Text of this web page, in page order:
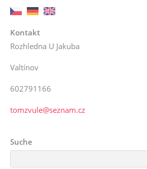
Kontakt
Rozhledna U Jakuba
Valtínov
602791166
tomzvule@seznam.cz
Suche